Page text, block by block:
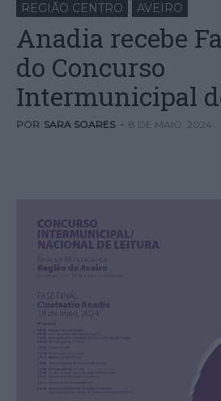
REGIÃO CENTRO AVEIRO
Anadia recebe
do Concurso
Intermunicipal
POR SARA SOARES - 8 DE MAIO, 2024